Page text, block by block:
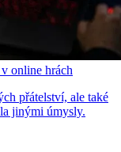
online hrách
přátelství, ale také
jinými úmysly.